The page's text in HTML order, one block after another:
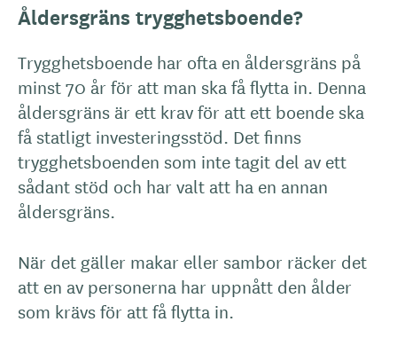
Åldersgräns trygghetsboende?
Trygghetsboende har ofta en åldersgräns på
minst 70 år för att man ska få flytta in. Denna
åldersgräns är ett krav för att ett boende ska
få statligt investeringsstöd. Det finns
trygghetsboenden som inte tagit del av ett
sådant stöd och har valt att ha en annan
åldersgräns.
När det gäller makar eller sambor räcker det
att en av personerna har uppnått den ålder
som krävs för att få flytta in.